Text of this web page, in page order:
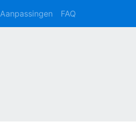
Aanpassingen FAQ